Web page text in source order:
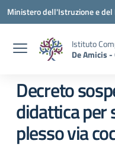
Vai ai contenuti
Vai al menu di navigazione
Vai al footer
Ministero dell'Istruzione e
Istituto
De Amicis
Decreto
didattica per
plesso via